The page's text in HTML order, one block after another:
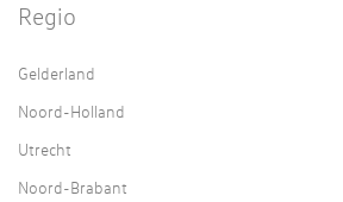
Regio
Gelderland
Noord-Holland
Utrecht
Noord-Brabant